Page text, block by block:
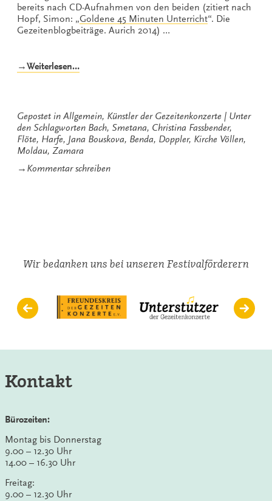
bereits nach CD-Aufnahmen von den beiden (zitiert nach
Hopf, Simon: „Goldene 45 Minuten Unterricht“. Die
Gezeitenblogbeiträge. Aurich 2014) …
→Weiterlesen…„Zum
Gepostet in Allgemein, Künstler der Gezeitenkonzerte
Unter
den Schlagworten Bach, Smetana, Christina Fassbender,
Flöte, Harfe, Jana Bouskova, Benda, Doppler, Kirche Völlen,
Moldau, Zamara
→ Kommentar schreibenzu
Wir bedanken uns bei unseren Festivalförderern
Kontakt
Bürozeiten:
Montag bis Donnerstag
9.00 – 12.30 Uhr
14.00 – 16.30 Uhr
Freitag:
9.00 – 12.30 Uhr